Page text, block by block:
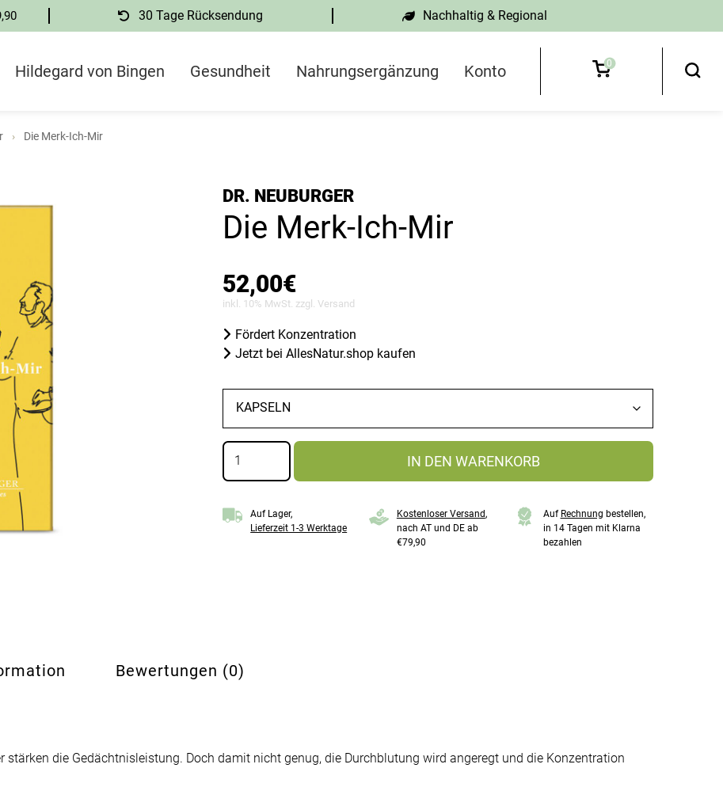
30 Tage Rücksendung Nachhaltig & Regional
Hildegard von Bingen Gesundheit Nahrungsergänzung Konto 0
Die Merk-Ich-Mir
DR. NEUBURGER
Die Merk-Ich-Mir
52,00€
inkl. 10% MwSt. zzgl. Versand
Fördert Konzentration
Jetzt bei AllesNatur.shop kaufen
Mir
Menge
IN DEN WARENKORB
Auf Lager,
Lieferzeit 1-3 Werktage
Kostenloser Versand,
nach AT und DE ab
€79,90
Auf Rechnung bestellen,
in 14 Tagen mit Klarna
bezahlen
Bewertungen (0)
stärken die Gedächtnisleistung. Doch damit nicht genug, die Durchblutung wird angeregt und die Konzentration